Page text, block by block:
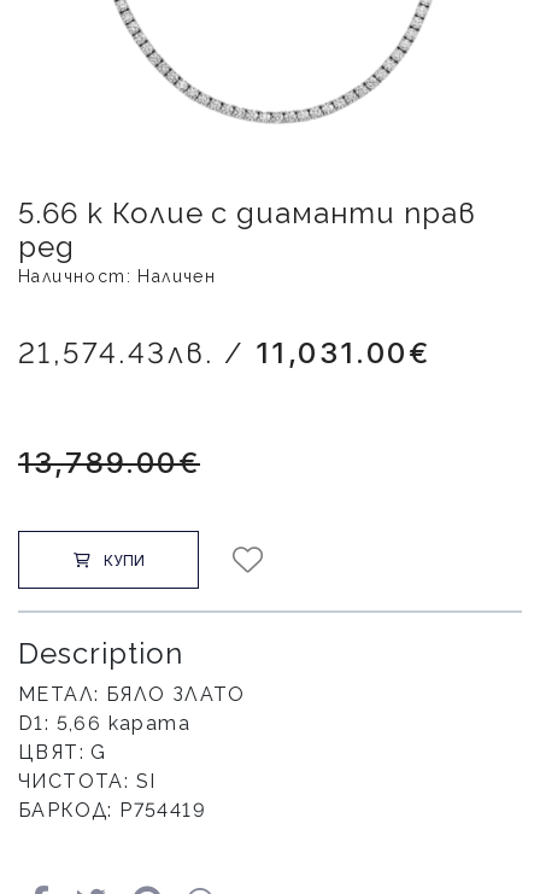
5.66 к Колие с диаманти прав
ред
Наличност: Наличен
21,574.43лв. / 11,031.00€
13,789.00€
КУПИ
Description
МЕТАЛ: БЯЛО ЗЛАТО
D1: 5,66 карата
ЦВЯТ: G
ЧИСТОТА: SI
БАРКОД: Р754419